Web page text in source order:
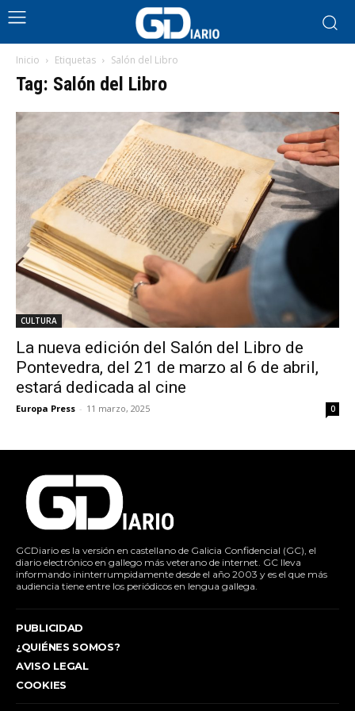
Inicio Etiquetas Salón del Libro
Tag: Salón del Libro
CULTURA
La nueva edición del Salón del Libro de
Pontevedra, del 21 de marzo al 6 de abril,
estará dedicada al cine
Europa Press - 11 marzo, 2025 0
GCDiario es la versión en castellano de Galicia Confidencial (GC), el
diario electrónico en gallego más veterano de internet. GC lleva
informando ininterrumpidamente desde el año 2003 y es el que más
audiencia tiene entre los periódicos en lengua gallega.
PUBLICIDAD
¿QUIÉNES SOMOS?
AVISO LEGAL
COOKIES